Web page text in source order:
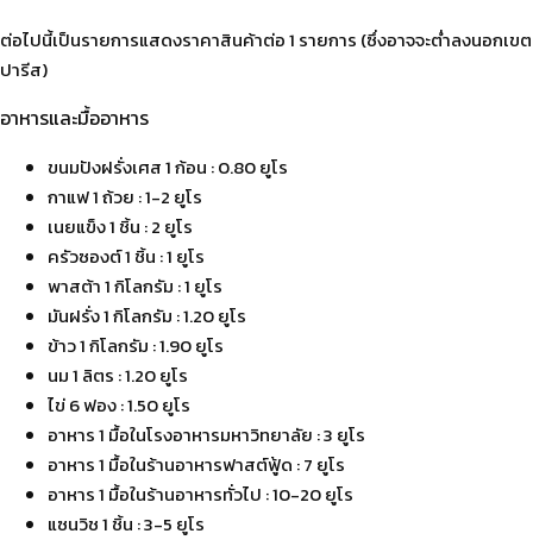
ต่อไปนี้เป็นรายการแสดงราคาสินค้าต่อ 1 รายการ (ซึ่งอาจจะต่ำลงนอกเขต
ปารีส)
อาหารและมื้ออาหาร
ขนมปังฝรั่งเศส 1 ก้อน : 0.80 ยูโร
กาแฟ 1 ถ้วย : 1-2 ยูโร
เนยแข็ง 1 ชิ้น : 2 ยูโร
ครัวซองต์ 1 ชิ้น : 1 ยูโร
พาสต้า 1 กิโลกรัม : 1 ยูโร
มันฝรั่ง 1 กิโลกรัม : 1.20 ยูโร
ข้าว 1 กิโลกรัม : 1.90 ยูโร
นม 1 ลิตร : 1.20 ยูโร
ไข่ 6 ฟอง : 1.50 ยูโร
อาหาร 1 มื้อในโรงอาหารมหาวิทยาลัย : 3 ยูโร
อาหาร 1 มื้อในร้านอาหารฟาสต์ฟู้ด : 7 ยูโร
อาหาร 1 มื้อในร้านอาหารทั่วไป : 10-20 ยูโร
แซนวิช 1 ชิ้น : 3-5 ยูโร